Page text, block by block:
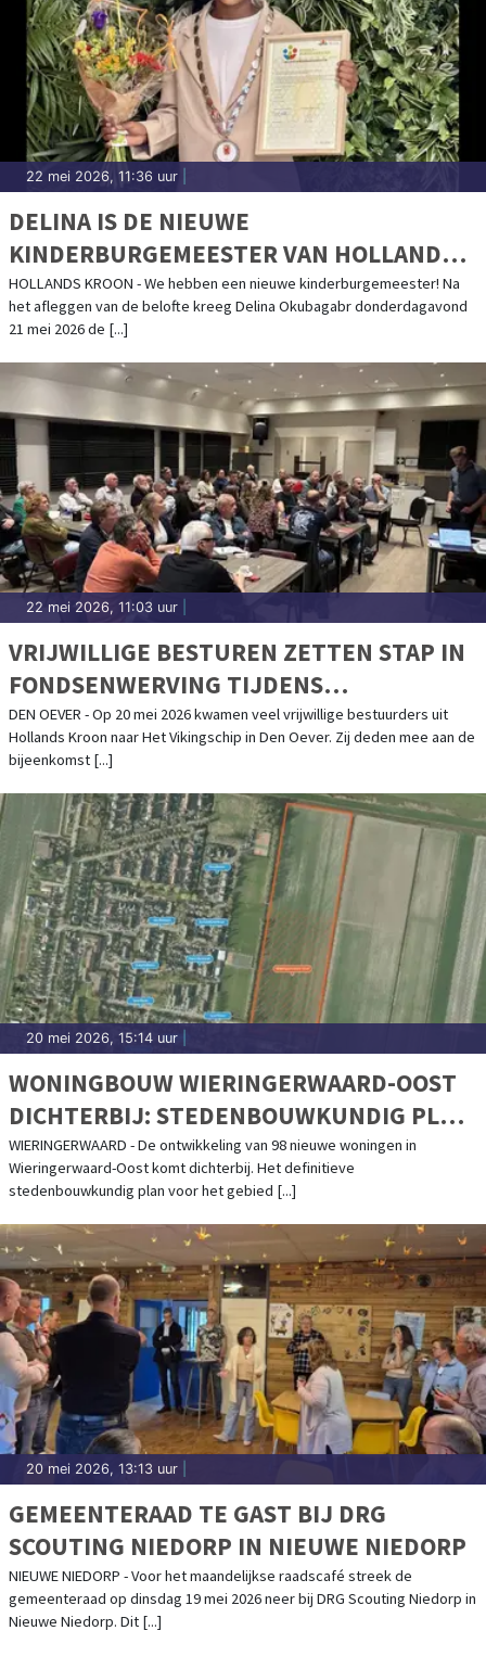
22 mei 2026, 11:36 uur
DELINA IS DE NIEUWE
KINDERBURGEMEESTER VAN HOLLANDS
KROON
HOLLANDS KROON - We hebben een nieuwe kinderburgemeester! Na
het afleggen van de belofte kreeg Delina Okubagabr donderdagavond
21 mei 2026 de [...]
22 mei 2026, 11:03 uur
VRIJWILLIGE BESTUREN ZETTEN STAP IN
FONDSENWERVING TIJDENS
DRUKBEZOCHTE BIJEENKOMST
DEN OEVER - Op 20 mei 2026 kwamen veel vrijwillige bestuurders uit
Hollands Kroon naar Het Vikingschip in Den Oever. Zij deden mee aan de
bijeenkomst [...]
20 mei 2026, 15:14 uur
WONINGBOUW WIERINGERWAARD-OOST
DICHTERBIJ: STEDENBOUWKUNDIG PLAN
BIJNA KLAAR
WIERINGERWAARD - De ontwikkeling van 98 nieuwe woningen in
Wieringerwaard-Oost komt dichterbij. Het definitieve
stedenbouwkundig plan voor het gebied [...]
20 mei 2026, 13:13 uur
GEMEENTERAAD TE GAST BIJ DRG
SCOUTING NIEDORP IN NIEUWE NIEDORP
NIEUWE NIEDORP - Voor het maandelijkse raadscafé streek de
gemeenteraad op dinsdag 19 mei 2026 neer bij DRG Scouting Niedorp in
Nieuwe Niedorp. Dit [...]